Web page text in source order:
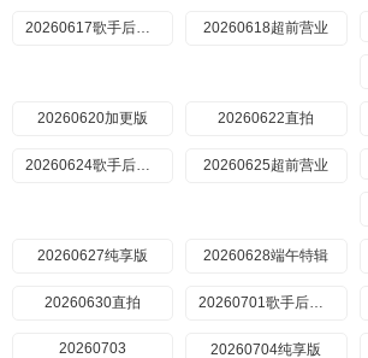
20260618超前营业
20260620加更版 20260622直拍
20260625超前营业
20260627纯享版 20260628端午特辑
20260630直拍
20260703 20260704纯享版